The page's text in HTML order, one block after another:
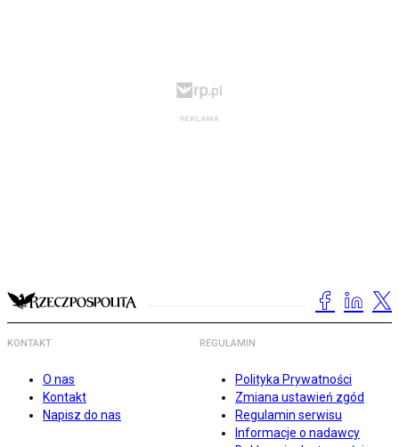
KONTAKT
O nas
Kontakt
Napisz do nas
REGULAMIN
Polityka Prywatności
Zmiana ustawień zgód
Regulamin serwisu
Informacje o nadawcy